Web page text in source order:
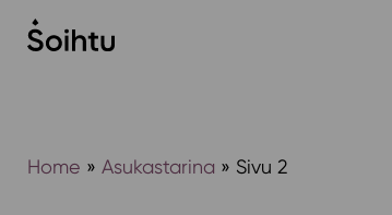
Siirry
sisältöön
Home » Asukastarina » Sivu 2